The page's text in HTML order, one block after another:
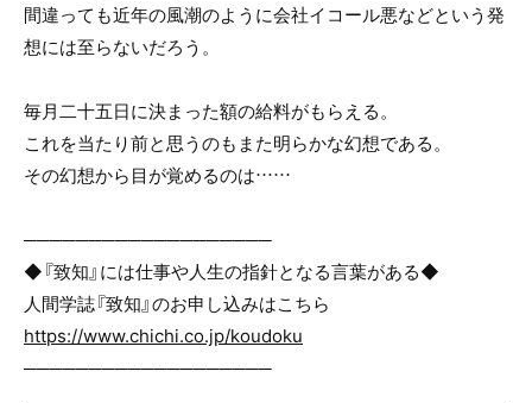
間違っても近年の風潮のように会社イコール悪などという発
想には至らないだろう。
毎月二十五日に決まった額の給料がもらえる。
これを当たり前と思うのもまた明らかな幻想である。
その幻想から目が覚めるのは……
───────────────────
◆『致知』には仕事や人生の指針となる言葉がある◆
人間学誌『致知』のお申し込みはこちら
https://www.chichi.co.jp/koudoku
───────────────────